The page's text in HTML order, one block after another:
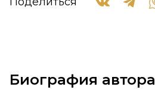
Биография автора